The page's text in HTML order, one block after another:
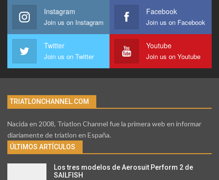
Instagram
Join us on Instagram
Facebook
Join us on Facebook
Twitter
Join us on Twitter
Youtube
Join us on Youtube
TRIATLONCHANNEL.COM
Nacida en 2008, Triatlon Channel fue la primera web en informar
diariamente de triatlon en España.
ÚLTIMOS ARTÍCULOS
Los tres modelos de Aerosuit Perform 2 de
SAILFISH